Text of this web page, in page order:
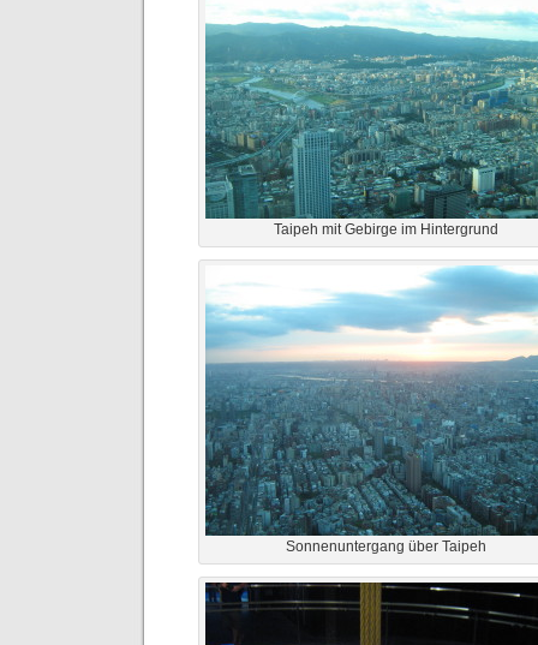
Taipeh mit Gebirge im Hintergrund
Sonnenuntergang über Taipeh